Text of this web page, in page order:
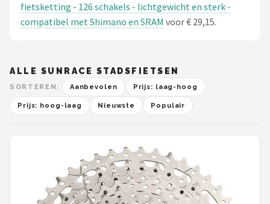
fietsketting - 126 schakels - lichtgewicht en sterk -
compatibel met Shimano en SRAM voor € 29,15.
ALLE SUNRACE STADSFIETSEN
SORTEREN: Aanbevolen Prijs: laag-hoog
Prijs: hoog-laag Nieuwste Populair